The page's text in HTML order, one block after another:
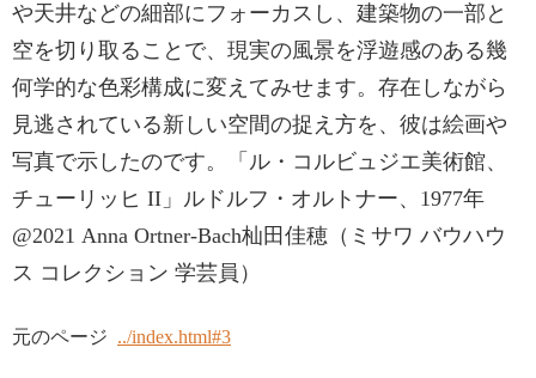
や天井などの細部にフォーカスし、建築物の一部と
空を切り取ることで、現実の風景を浮遊感のある幾
何学的な色彩構成に変えてみせます。存在しながら
見逃されている新しい空間の捉え方を、彼は絵画や
写真で示したのです。「ル・コルビュジエ美術館、
チューリッヒ II」ルドルフ・オルトナー、1977年
@2021 Anna Ortner-Bach杣田佳穂（ミサワ バウハウ
ス コレクション 学芸員）
元のページ ../index.html#3